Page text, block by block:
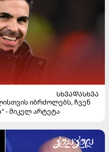
ᲡᲮᲕᲐᲓᲐᲡᲮᲕᲐ
იბრძოლებს, ჩვენ
- მიკელ არტეტა